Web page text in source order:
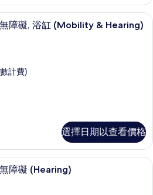
書桌、筆電工作空間、隔音、熨斗/熨
障礙, 浴缸 (Mobility & Hearing)
計費)
選擇日期以查看價格
書桌、筆電工作空間、隔音、熨斗/熨
障礙 (Hearing)